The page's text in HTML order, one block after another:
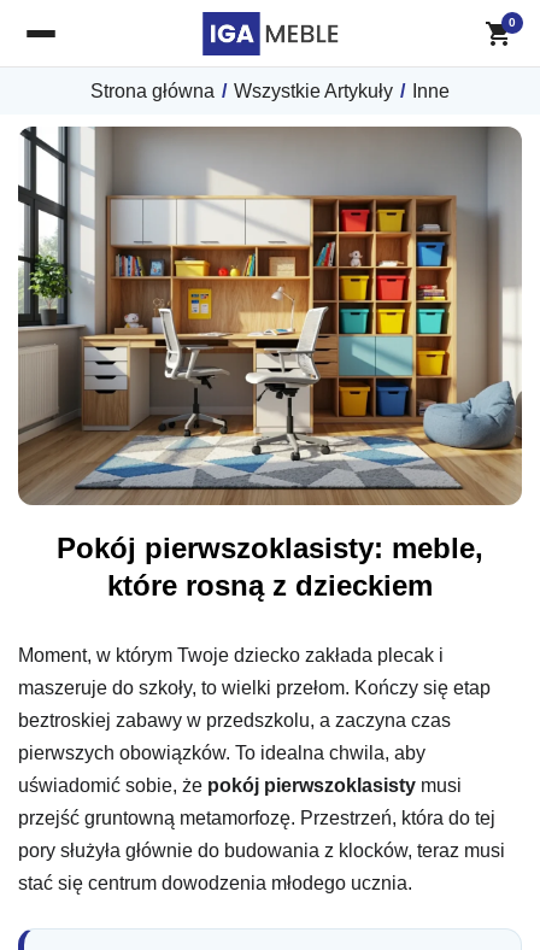
Strona główna / Wszystkie Artykuły / Inne
Pokój pierwszoklasisty: meble,
które rosną z dzieckiem
Moment, w którym Twoje dziecko zakłada plecak i
maszeruje do szkoły, to wielki przełom. Kończy się etap
beztroskiej zabawy w przedszkolu, a zaczyna czas
pierwszych obowiązków. To idealna chwila, aby
uświadomić sobie, że pokój pierwszoklasisty musi
przejść gruntowną metamorfozę. Przestrzeń, która do tej
pory służyła głównie do budowania z klocków, teraz musi
stać się centrum dowodzenia młodego ucznia.
0